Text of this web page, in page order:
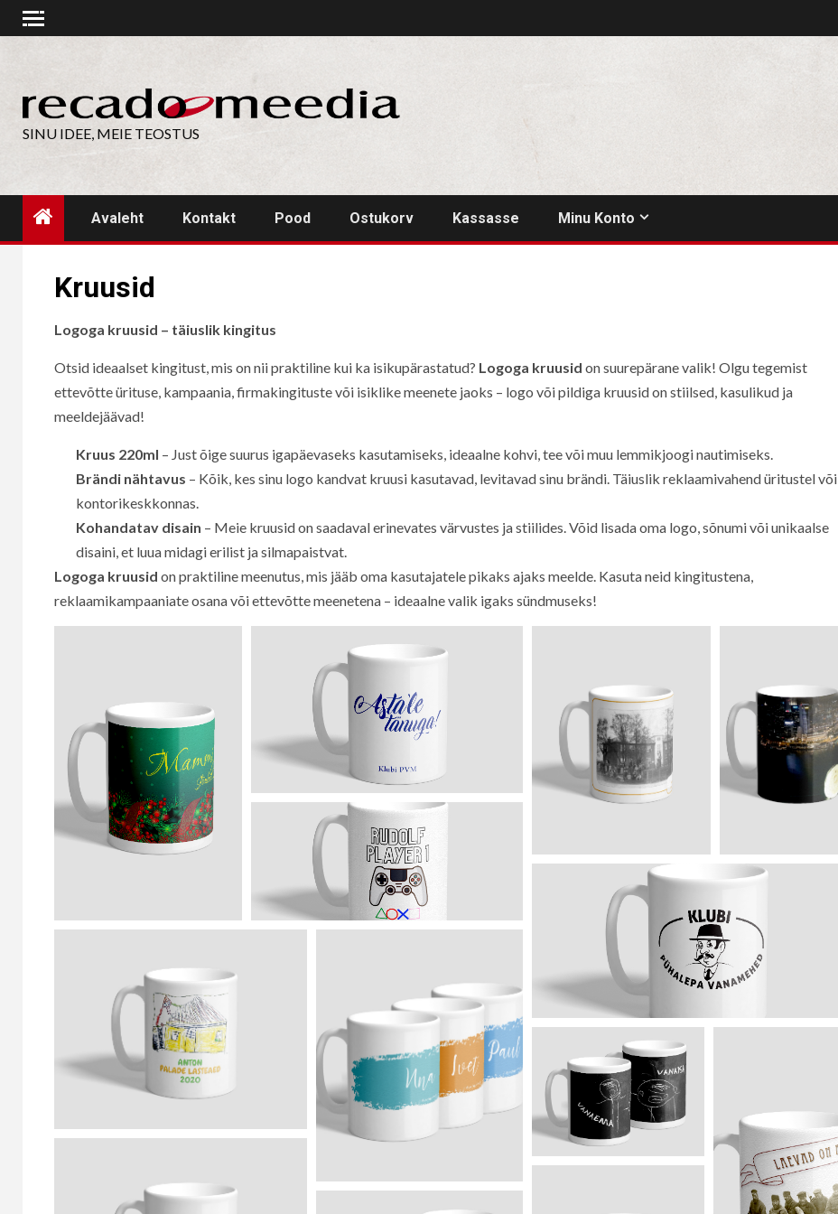
Skip
to
SINU IDEE, MEIE TEOSTUS
Avaleht Kontakt Pood Ostukorv Kassasse Minu Konto
Kruusid
Logoga kruusid – täiuslik kingitus
Otsid ideaalset kingitust, mis on nii praktiline kui ka isikupärastatud? Logoga kruusid on suurepärane valik! Olgu tegemist
ettevõtte ürituse, kampaania, firmakingituste või isiklike meenete jaoks – logo või pildiga kruusid on stiilsed, kasulikud ja
meeldejäävad!
Kruus 220ml – Just õige suurus igapäevaseks kasutamiseks, ideaalne kohvi, tee või muu lemmikjoogi nautimiseks.
Brändi nähtavus – Kõik, kes sinu logo kandvat kruusi kasutavad, levitavad sinu brändi. Täiuslik reklaamivahend üritustel või
kontorikeskkonnas.
Kohandatav disain – Meie kruusid on saadaval erinevates värvustes ja stiilides. Võid lisada oma logo, sõnumi või unikaalse
disaini, et luua midagi erilist ja silmapaistvat.
Logoga kruusid on praktiline meenutus, mis jääb oma kasutajatele pikaks ajaks meelde. Kasuta neid kingitustena,
reklaamikampaaniate osana või ettevõtte meenetena – ideaalne valik igaks sündmuseks!